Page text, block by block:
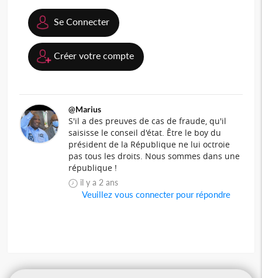
Se Connecter
Créer votre compte
@Marius
S'il a des preuves de cas de fraude, qu'il
saisisse le conseil d'état. Être le boy du
président de la République ne lui octroie
pas tous les droits. Nous sommes dans une
république !
il y a 2 ans
Veuillez vous connecter pour répondre